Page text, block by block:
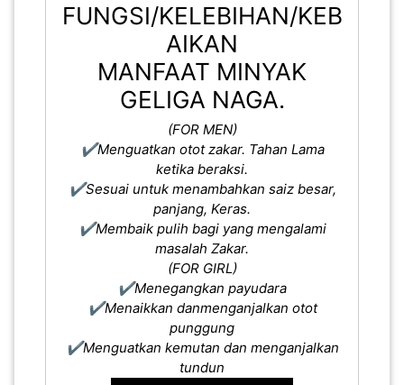
FUNGSI/KELEBIHAN/KEB
AIKAN
MANFAAT MINYAK
GELIGA NAGA.
(FOR MEN)
✔️Menguatkan otot zakar. Tahan Lama
ketika beraksi.
✔️Sesuai untuk menambahkan saiz besar,
panjang, Keras.
✔️Membaik pulih bagi yang mengalami
masalah Zakar.
(FOR GIRL)
✔️Menegangkan payudara
✔️Menaikkan danmenganjalkan otot
punggung
✔️Menguatkan kemutan dan menganjalkan
tundun